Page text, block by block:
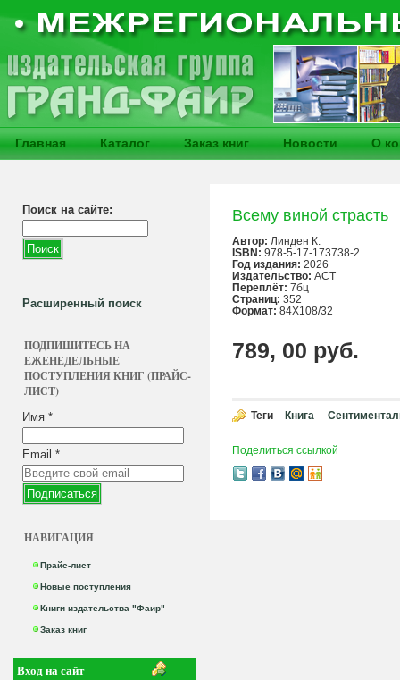
Главная Каталог Заказ книг Новости О
Поиск на сайте:
Расширенный поиск
ПОДПИШИТЕСЬ НА
ЕЖЕНЕДЕЛЬНЫЕ
ПОСТУПЛЕНИЯ КНИГ (ПРАЙС-
ЛИСТ)
Имя *
Email *
НАВИГАЦИЯ
Прайс-лист
Новые поступления
Книги издательства "Фаир"
Заказ книг
Вход на сайт
Всему виной страсть
Автор: Линден К.
ISBN: 978-5-17-173738-2
Год издания: 2026
Издательство: АСТ
Переплёт: 7бц
Страниц: 352
Формат: 84X108/32
789, 00 руб.
Теги Книга
Поделиться ссылкой